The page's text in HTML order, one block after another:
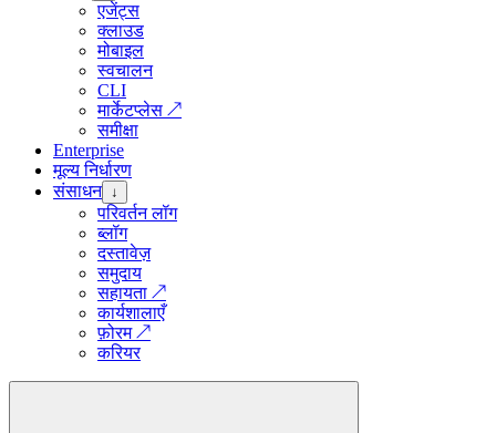
एजेंट्स
क्लाउड
मोबाइल
स्वचालन
CLI
मार्केटप्लेस ↗
समीक्षा
Enterprise
मूल्य निर्धारण
संसाधन ↓
परिवर्तन लॉग
ब्लॉग
दस्तावेज़
समुदाय
सहायता ↗
कार्यशालाएँ
फ़ोरम↗
करियर